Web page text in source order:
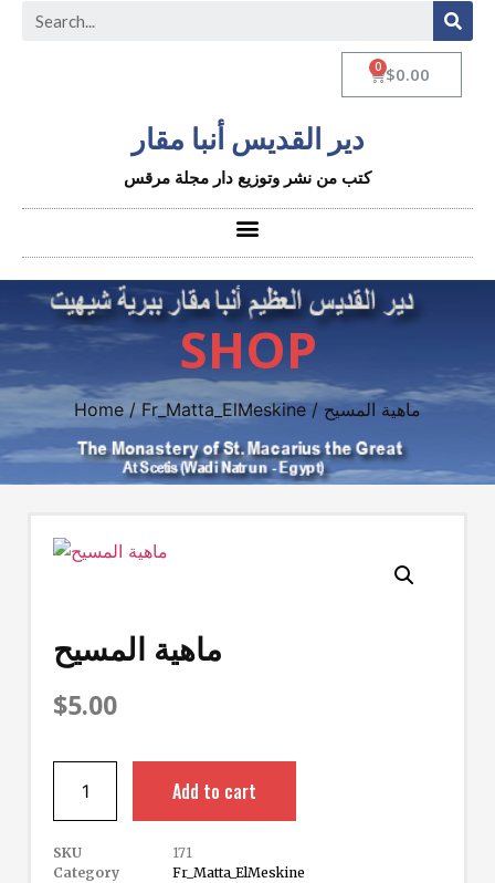
$0.00
دير القديس أنبا مقار
كتب من نشر وتوزيع دار مجلة مرقس
SHOP
Home/Fr_Matta_ElMeskine / ماهية المسيح
ماهية المسيح
$5.00
Add to cart
SKU
171
Category
Fr_Matta_ElMeskine